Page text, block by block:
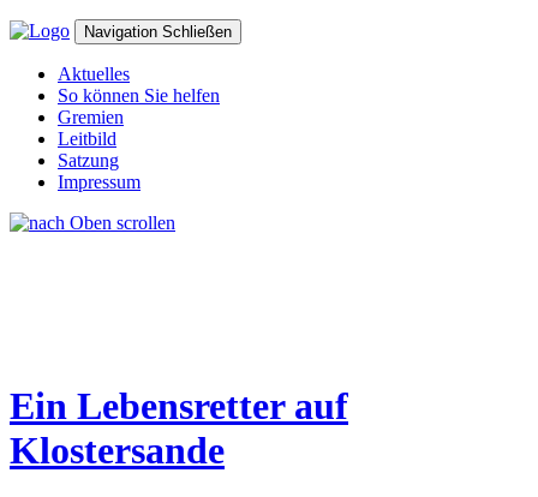
Navigation Schließen
Aktuelles
So können Sie helfen
Gremien
Leitbild
Satzung
Impressum
Ein Lebensretter auf
Klostersande